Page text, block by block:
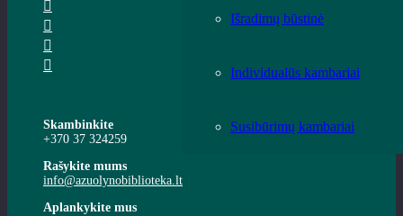
Išradimų būstinė
Individualūs kambariai
Susibūrimų kambariai
Skambinkite
+370 37 324259
Rašykite mums
info@azuolynobiblioteka.lt
Aplankykite mus